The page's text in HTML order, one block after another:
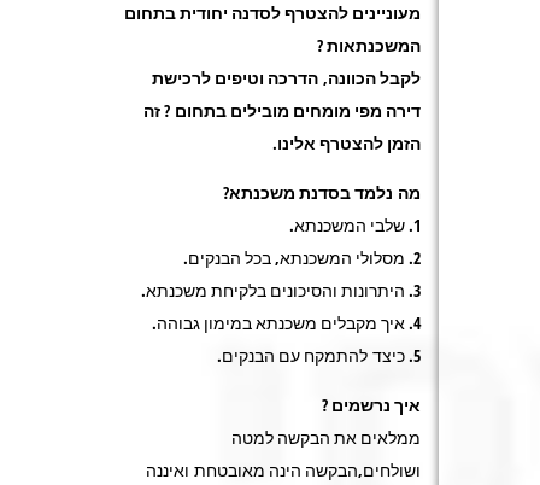
מעוניינים להצטרף לסדנה יחודית בתחום
המשכנתאות ?
לקבל הכוונה, הדרכה וטיפים לרכישת
דירה מפי מומחים מובילים בתחום ? זה
הזמן להצטרף אלינו.
מה נלמד בסדנת משכנתא?
1. שלבי המשכנתא.
2. מסלולי המשכנתא, בכל הבנקים.
3. היתרונות והסיכונים בלקיחת משכנתא.
4. איך מקבלים משכנתא במימון גבוהה.
5. כיצד להתמקח עם הבנקים.
איך נרשמים ?
ממלאים את הבקשה למטה
ושולחים,הבקשה הינה מאובטחת ואיננה